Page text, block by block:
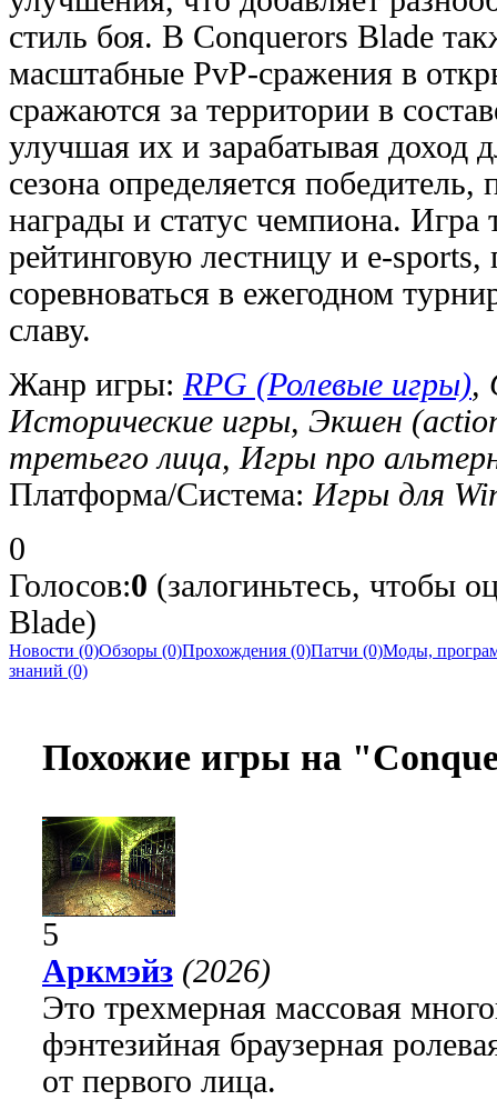
стиль боя. В Conquerors Blade
масштабные PvP-сражения в
сражаются за территории в
улучшая их и зарабатывая доход
сезона определяется
награды и статус чемпиона. Игра
рейтинговую лестницу и e-sports,
соревноваться в ежегодном
славу.
Жанр игры: RPG (Ролевые игры),
Исторические игры, Экшен
третьего лица, Игры про
Платформа/Система: Игры для
0
Голосов:0 (залогиньтесь, чтобы
Blade)
Новости (0)Обзоры (0)Прохождения (0)Патчи (0)Моды,
знаний (0)
Похожие игры на
5
Аркмэйз (2026)
Это трехмерная массовая
фэнтезийная браузерная
от первого лица.